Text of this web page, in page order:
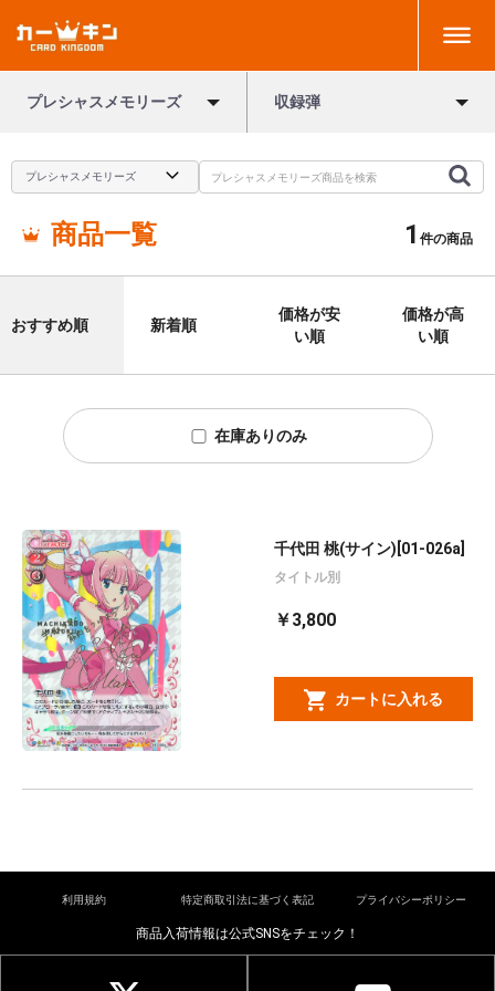
プレシャスメモリーズ 収録弾
商品一覧 1 件の商品
おすすめ順 新着順
価格が安
い順
価格が高
い順
在庫ありのみ
千代田 桃(サイン)[01-026a]
タイトル別
￥3,800
カートに入れる
利用規約 特定商取引法に基づく表記 プライバシーポリシー
商品入荷情報は公式SNSをチェック！